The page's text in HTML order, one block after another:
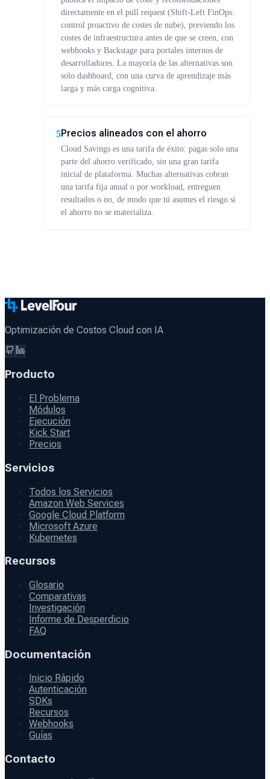
directamente en el pull request (Shift-Left FinOps:
control proactivo de costes de nube), previendo los
costes de infraestructura antes de que se creen, con
webhooks y Backstage para portales internos de
desarrolladores. La mayoría de las alternativas son
solo dashboard, con una curva de aprendizaje más
larga y más carga cognitiva.
5Precios alineados con el ahorro
Cloud Savings es una tarifa de éxito: pagas solo una
parte del ahorro verificado, sin una gran tarifa
inicial de plataforma. Muchas alternativas cobran
una tarifa fija anual o por workload, entreguen
resultados o no, de modo que tú asumes el riesgo si
el ahorro no se materializa.
Optimización de Costos Cloud con IA
Producto
El Problema
Módulos
Ejecución
Kick Start
Precios
Servicios
Todos los Servicios
Amazon Web Services
Google Cloud Platform
Microsoft Azure
Kubernetes
Recursos
Glosario
Comparativas
Investigación
Informe de Desperdicio
FAQ
Documentación
Inicio Rápido
Autenticación
SDKs
Recursos
Webhooks
Guías
Contacto